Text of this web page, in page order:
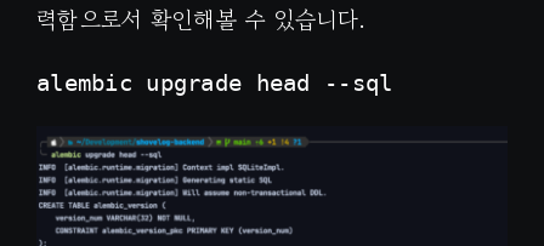
력함으로서 확인해볼 수 있습니다.
alembic upgrade head --sql